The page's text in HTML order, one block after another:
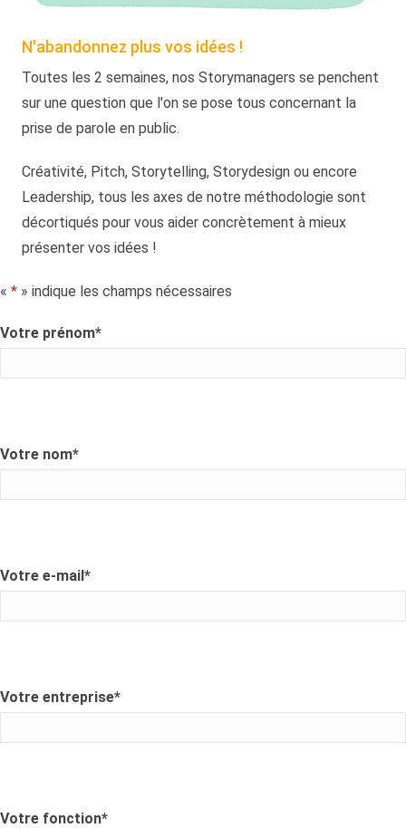
N'abandonnez plus vos idées !
Toutes les 2 semaines, nos Storymanagers se penchent
sur une question que l'on se pose tous concernant la
prise de parole en public.
Créativité, Pitch, Storytelling, Storydesign ou encore
Leadership, tous les axes de notre méthodologie sont
décortiqués pour vous aider concrètement à mieux
présenter vos idées !
« * » indique les champs nécessaires
Votre prénom*
Votre nom*
Votre e-mail*
Votre entreprise*
Votre fonction*